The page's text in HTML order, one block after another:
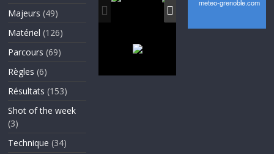
Majeurs (49)
Matériel (126)
Parcours (69)
Règles (6)
Résultats (153)
Shot of the week
(3)
Technique (34)